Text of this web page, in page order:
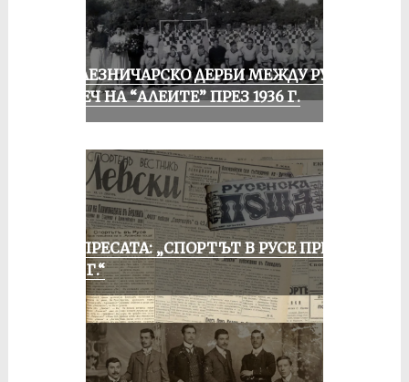
ЖЕЛЕЗНИЧАРСКО ДЕРБИ МЕЖДУ РУСЕ
И ПЕЧ НА “АЛЕИТЕ” ПРЕЗ 1936 Г.
ОТ ПРЕСАТА: „СПОРТЪТ В РУСЕ ПРЕЗ
1935 Г.“